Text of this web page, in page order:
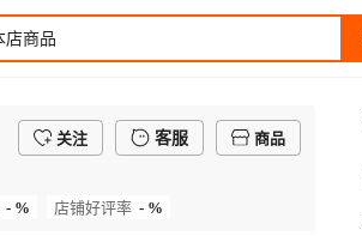
关注 客服
商品
- % 店铺好评率 - %